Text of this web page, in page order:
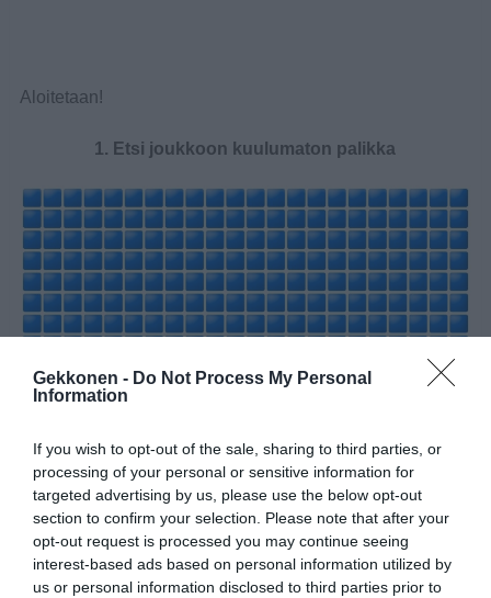
Gekkonen - Do Not Process My Personal
Information
If you wish to opt-out of the sale, sharing to third parties, or
processing of your personal or sensitive information for
targeted advertising by us, please use the below opt-out
section to confirm your selection. Please note that after your
opt-out request is processed you may continue seeing
interest-based ads based on personal information utilized by
us or personal information disclosed to third parties prior to
Aloitetaan!
1. Etsi joukkoon kuulumaton palikka